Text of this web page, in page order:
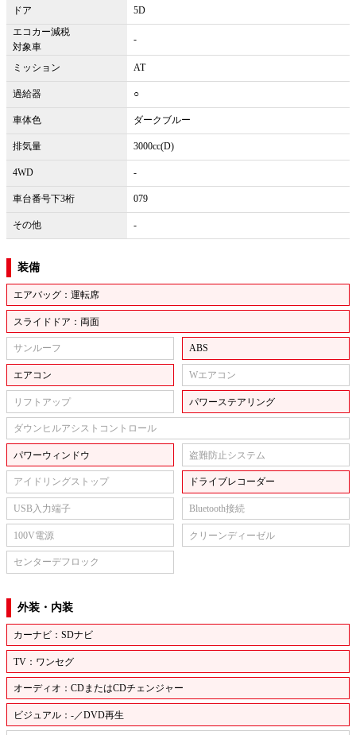
ドア
5D
エコカー減税
対象車
-
ミッション AT
過給器 ○
車体色 ダークブルー
排気量 3000cc(D)
4WD -
車台番号下3桁 079
その他 -
装備
エアバッグ：運転席
スライドドア：両面
サンルーフ ABS
エアコン Wエアコン
リフトアップ パワーステアリング
ダウンヒルアシストコントロール
パワーウィンドウ 盗難防止システム
アイドリングストップ ドライブレコーダー
USB入力端子 Bluetooth接続
100V電源 クリーンディーゼル
センターデフロック
外装・内装
カーナビ：SDナビ
TV：ワンセグ
オーディオ：CDまたはCDチェンジャー
ビジュアル：-／DVD再生